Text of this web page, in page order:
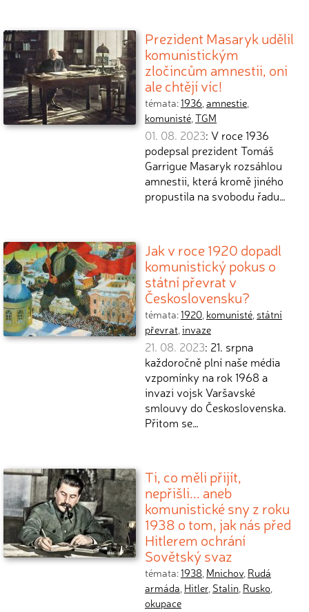
Prezident Masaryk udělil
komunistickým
zločincům amnestii, oni
ale chtějí víc!
témata:1936,amnestie,
komunisté,TGM
01. 08. 2023: V roce 1936
podepsal prezident Tomáš
Garrigue Masaryk rozsáhlou
amnestii, která kromě jiného
propustila na svobodu řadu…
Jak v roce 1920 dopadl
komunistický pokus o
státní převrat v
Československu?
témata:1920, komunisté, státní
převrat,invaze
21. 08. 2023: 21. srpna
každoročně plní naše média
vzpomínky na rok 1968 a
invazi vojsk Varšavské
smlouvy do Československa.
Přitom se…
Ti, co měli přijít,
nepřišli... aneb
komunistické sny z roku
1938 o tom, jak nás před
Hitlerem ochrání
Sovětský svaz
témata:1938, Mnichov, Rudá
armáda, Hitler, Stalin, Rusko,
okupace